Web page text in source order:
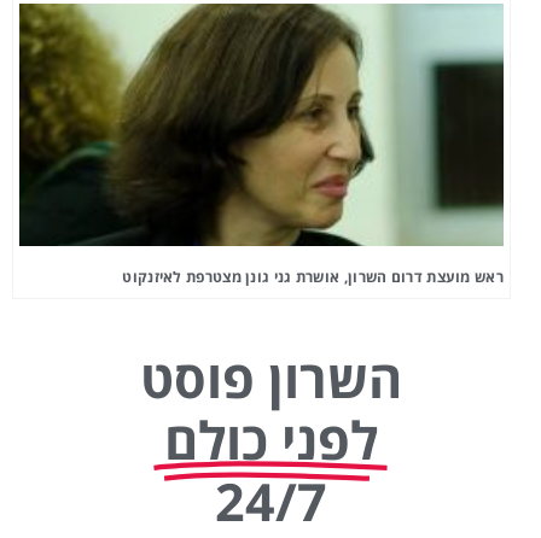
ראש מועצת דרום השרון, אושרת גני גונן מצטרפת לאיזנקוט
השרון פוסט
לפני כולם
24/7